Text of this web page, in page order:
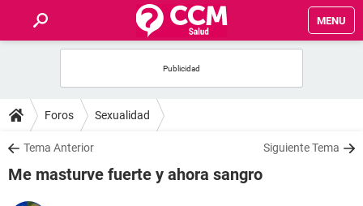
MENU
FOROS
SALUD
Foros Sexualidad
Tema Anterior Siguiente Tema
Me masturve fuerte y ahora sangro